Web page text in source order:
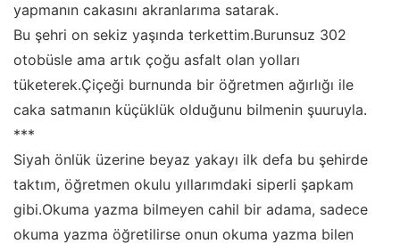
yapmanın cakasını akranlarıma satarak.
Bu şehri on sekiz yaşında terkettim.Burunsuz 302
otobüsle ama artık çoğu asfalt olan yolları
tüketerek.Çiçeği burnunda bir öğretmen ağırlığı ile
caka satmanın küçüklük olduğunu bilmenin şuuruyla.
***
Siyah önlük üzerine beyaz yakayı ilk defa bu şehirde
taktım, öğretmen okulu yıllarımdaki siperli şapkam
gibi.Okuma yazma bilmeyen cahil bir adama, sadece
okuma yazma öğretilirse onun okuma yazma bilen